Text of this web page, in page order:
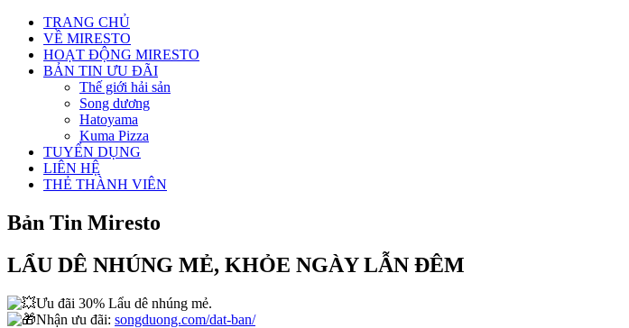
TRANG CHỦ
VỀ MIRESTO
HOẠT ĐỘNG MIRESTO
BẢN TIN ƯU ĐÃI
Thế giới hải sản
Song dương
Hatoyama
Kuma Pizza
TUYỂN DỤNG
LIÊN HỆ
THẺ THÀNH VIÊN
Bản Tin Miresto
LẨU DÊ NHÚNG MẺ, KHỎE NGÀY LẪN ĐÊM
Ưu đãi 30% Lẩu dê nhúng mẻ.
Nhận ưu đãi: songduong.com/dat-ban/